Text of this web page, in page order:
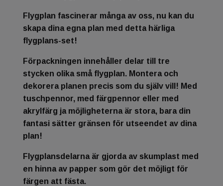
Flygplan fascinerar många av oss, nu kan du
skapa dina egna plan med detta härliga
flygplans-set!
Förpackningen innehåller delar till tre
stycken olika små flygplan. Montera och
dekorera planen precis som du själv vill! Med
tuschpennor, med färgpennor eller med
akrylfärg ja möjligheterna är stora, bara din
fantasi sätter gränsen för utseendet av dina
plan!
Flygplansdelarna är gjorda av skumplast med
en hinna av papper som gör det möjligt för
färgen att fästa.